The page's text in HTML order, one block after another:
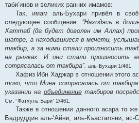
таби’инов и великих ранних имамов:
Так, имам аль-Бухари привёл в
следующее сообщение: “Находясь в
Хаттаб (да будет доволен им Аллах)
шатре, а находившиеся в мечети,
такбир, а за ними стали произносить
на рынках. И они стали произносить
сотрясалась от такбира”. аль-Бухари 1/461.
Хафиз Ибн Хаджар в отношении этого
того, что Мина сотрясалась от такбира
указании на объединениетакбиров
См. “Фатхуль-Бари” 2/461.
Также в отношении данного асара то
Бадруддин аль-‘Айни, аль-Къасталяни,